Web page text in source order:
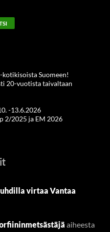
Suomeen!
20-vuotista taivaltaan
-13.6.2026
2/2025 ja EM 2026
virtaa Vantaa
aiheesta